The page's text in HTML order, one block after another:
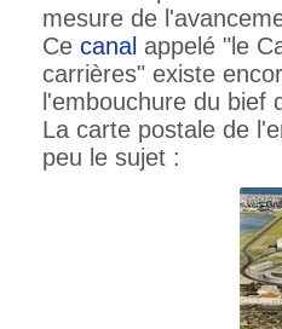
mesure de
Ce canal appelé "le
carrières" existe
l'embouchure du bief
La carte postale de
peu le sujet :